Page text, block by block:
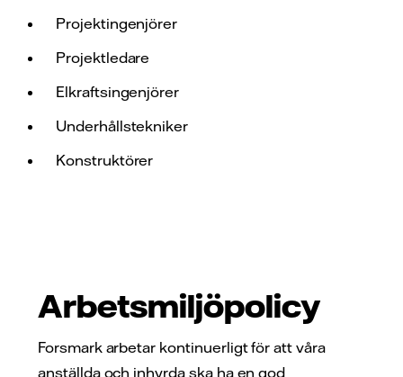
Projektingenjörer
Projektledare
Elkraftsingenjörer
Underhållstekniker
Konstruktörer
Arbetsmiljöpolicy
Forsmark arbetar kontinuerligt för att våra
anställda och inhyrda ska ha en god